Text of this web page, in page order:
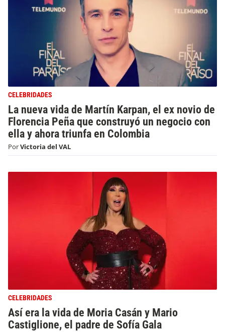
CELEBRIDADES
La nueva vida de Martín Karpan, el ex novio de
Florencia Peña que construyó un negocio con
ella y ahora triunfa en Colombia
PorVictoria del VAL
CELEBRIDADES
Así era la vida de Moria Casán y Mario
Castiglione, el padre de Sofía Gala